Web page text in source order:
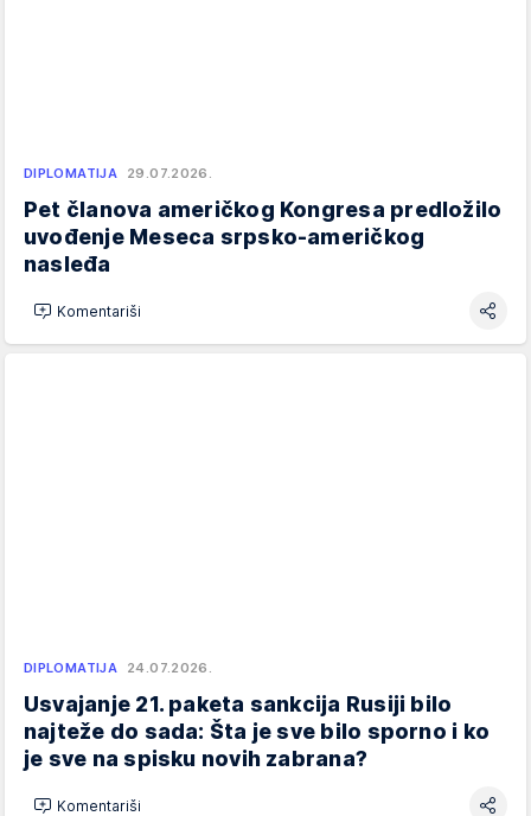
DIPLOMATIJA 29.07.2026.
Pet članova američkog Kongresa predložilo
uvođenje Meseca srpsko-američkog
nasleđa
Komentariši
DIPLOMATIJA 24.07.2026.
Usvajanje 21. paketa sankcija Rusiji bilo
najteže do sada: Šta je sve bilo sporno i ko
je sve na spisku novih zabrana?
Komentariši